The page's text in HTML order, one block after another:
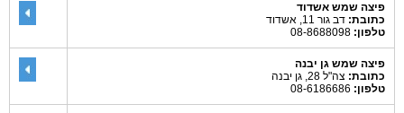
פיצה שמש אשדוד
כתובת: דב גור 11, אשדוד
טלפון:
פיצה שמש גן יבנה
כתובת: צה"ל 28, גן יבנה
טלפון: